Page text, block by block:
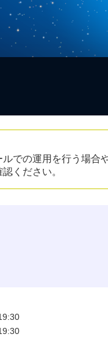
での運用を行う場合
ください。